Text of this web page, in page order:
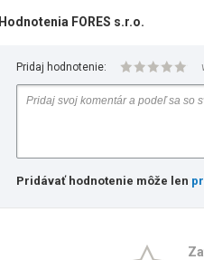
Hodnotenia FORES s.r.o.
Pridaj hodnotenie:
Pridávať hodnotenie môže len